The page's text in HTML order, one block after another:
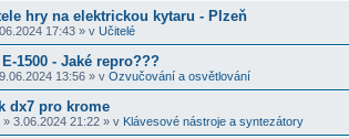
hry na elektrickou kytaru - Plzeň
17:43 » v Učitelé
1500 - Jaké repro???
9.06.2024 13:56 » v Ozvučování a osvětlování
dx7 pro krome
» 3.06.2024 21:22 » v Klávesové nástroje a syntezátory